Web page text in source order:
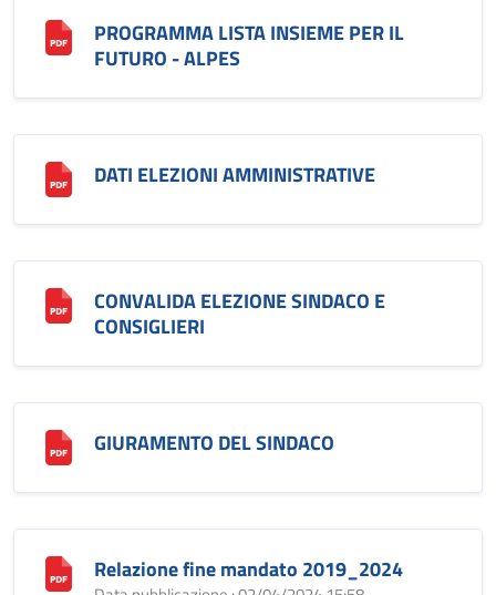
PROGRAMMA LISTA INSIEME PER IL
FUTURO - ALPES
DATI ELEZIONI AMMINISTRATIVE
CONVALIDA ELEZIONE SINDACO E
CONSIGLIERI
GIURAMENTO DEL SINDACO
Relazione fine mandato 2019_2024